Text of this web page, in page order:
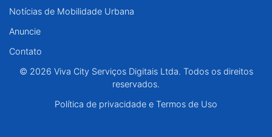
Notícias de Mobilidade Urbana
Anuncie
Contato
© 2026 Viva City Serviços Digitais Ltda. Todos os direitos
reservados.
Política de privacidade e Termos de Uso